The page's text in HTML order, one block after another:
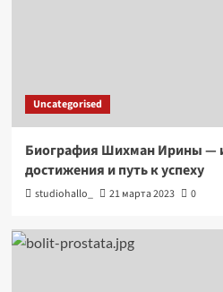
Uncategorised
Биография Шихман Ирины —
достижения и путь к успеху
studiohallo_ 21 марта 2023 0